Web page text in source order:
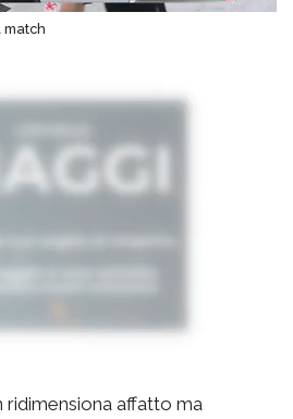
match
ridimensiona affatto ma